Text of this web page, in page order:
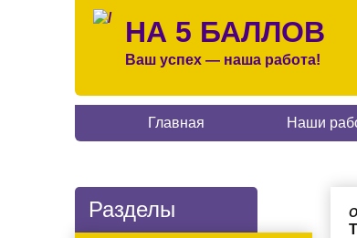
НА 5 БАЛЛОВ
Ваш успех — наша работа!
Главная Наши
Разделы